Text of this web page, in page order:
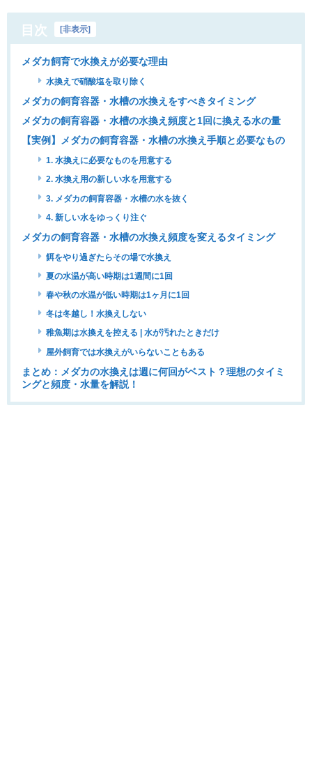
目次 [非表示]
メダカ飼育で水換えが必要な理由
水換えで硝酸塩を取り除く
メダカの飼育容器・水槽の水換えをすべきタイミング
メダカの飼育容器・水槽の水換え頻度と1回に換える水の量
【実例】メダカの飼育容器・水槽の水換え手順と必要なもの
1. 水換えに必要なものを用意する
2. 水換え用の新しい水を用意する
3. メダカの飼育容器・水槽の水を抜く
4. 新しい水をゆっくり注ぐ
メダカの飼育容器・水槽の水換え頻度を変えるタイミング
餌をやり過ぎたらその場で水換え
夏の水温が高い時期は1週間に1回
春や秋の水温が低い時期は1ヶ月に1回
冬は冬越し！水換えしない
稚魚期は水換えを控える | 水が汚れたときだけ
屋外飼育では水換えがいらないこともある
まとめ：メダカの水換えは週に何回がベスト？理想のタイミ
ングと頻度・水量を解説！